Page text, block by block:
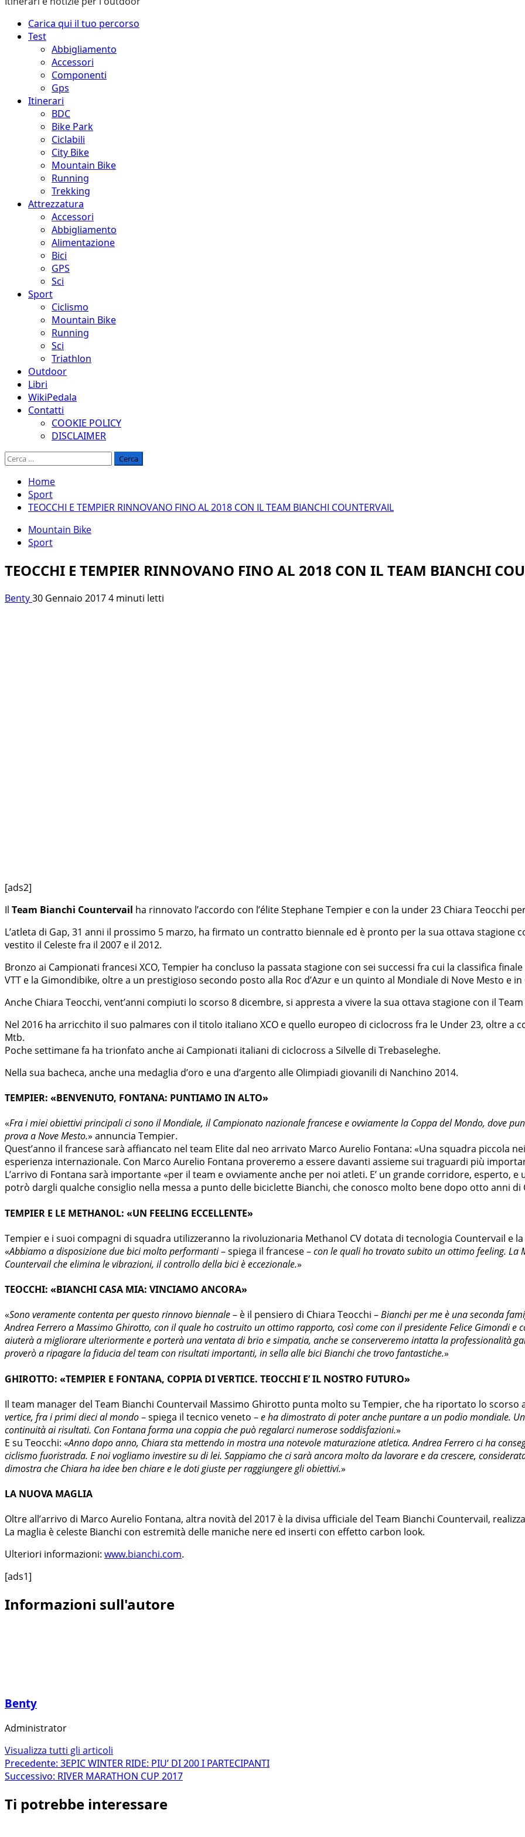
Menu
principale
Carica qui il tuo percorso
Test
Abbigliamento
Accessori
Componenti
Gps
Itinerari
BDC
Bike Park
Ciclabili
City Bike
Mountain Bike
Running
Trekking
Attrezzatura
Accessori
Abbigliamento
Alimentazione
Bici
GPS
Sci
Sport
Ciclismo
Mountain Bike
Running
Sci
Triathlon
Outdoor
Libri
WikiPedala
Contatti
COOKIE POLICY
DISCLAIMER
Ricerca
Home
Sport
TEOCCHI E TEMPIER RINNOVANO FINO AL 2018 CON IL TEAM BIANCHI COUNTERVAIL
Mountain Bike
Sport
TEOCCHI E TEMPIER RINNOVANO FINO AL 2018 CON IL TEAM BIANCHI
Benty30 Gennaio 20174 minuti letti
[ads2]
Il Team Bianchi Countervail ha rinnovato l’accordo con l’élite Stephane Tempier e con la under 23 Chiara Teocchi
L’atleta di Gap, 31 anni il prossimo 5 marzo, ha firmato un contratto biennale ed è pronto per la sua ottava stagione
vestito il Celeste fra il 2007 e il 2012.
Bronzo ai Campionati francesi XCO, Tempier ha concluso la passata stagione con sei successi fra cui la classifica
VTT e la Gimondibike, oltre a un prestigioso secondo posto alla Roc d’Azur e un quinto al Mondiale di Nove Mesto e
Anche Chiara Teocchi, vent’anni compiuti lo scorso 8 dicembre, si appresta a vivere la sua ottava stagione con il
Nel 2016 ha arricchito il suo palmares con il titolo italiano XCO e quello europeo di ciclocross fra le Under 23, oltre a
Mtb.
Poche settimane fa ha trionfato anche ai Campionati italiani di ciclocross a Silvelle di Trebaseleghe.
Nella sua bacheca, anche una medaglia d’oro e una d’argento alle Olimpiadi giovanili di Nanchino 2014.
TEMPIER: «BENVENUTO, FONTANA: PUNTIAMO IN ALTO»
«Fra i miei obiettivi principali ci sono il Mondiale, il Campionato nazionale francese e ovviamente la Coppa del Mondo, dove
prova a Nove Mesto.» annuncia Tempier.
Quest’anno il francese sarà affiancato nel team Elite dal neo arrivato Marco Aurelio Fontana: «Una squadra piccola
esperienza internazionale. Con Marco Aurelio Fontana proveremo a essere davanti assieme sui traguardi più
L’arrivo di Fontana sarà importante «per il team e ovviamente anche per noi atleti. E’ un grande corridore, esperto,
potrò dargli qualche consiglio nella messa a punto delle biciclette Bianchi, che conosco molto bene dopo otto anni di
TEMPIER E LE METHANOL: «UN FEELING ECCELLENTE»
Tempier e i suoi compagni di squadra utilizzeranno la rivoluzionaria Methanol CV dotata di tecnologia Countervail e la
«Abbiamo a disposizione due bici molto performanti– spiega il francese –con le quali ho trovato subito un ottimo feeling. La
Countervail che elimina le vibrazioni, il controllo della bici è eccezionale.»
TEOCCHI: «BIANCHI CASA MIA: VINCIAMO ANCORA»
«Sono veramente contenta per questo rinnovo biennale– è il pensiero di Chiara Teocchi –Bianchi per me è una seconda
Andrea Ferrero a Massimo Ghirotto, con il quale ho costruito un ottimo rapporto, così come con il presidente Felice Gimondi e
aiuterà a migliorare ulteriormente e porterà una ventata di brio e simpatia, anche se conserveremo intatta la professionalità
proverò a ripagare la fiducia del team con risultati importanti, in sella alle bici Bianchi che trovo fantastiche.»
GHIROTTO: «TEMPIER E FONTANA, COPPIA DI VERTICE. TEOCCHI E’ IL NOSTRO FUTURO»
Il team manager del Team Bianchi Countervail Massimo Ghirotto punta molto su Tempier, che ha riportato lo scorso
vertice, fra i primi dieci al mondo– spiega il tecnico veneto –e ha dimostrato di poter anche puntare a un podio mondiale.
continuità ai risultati. Con Fontana forma una coppia che può regalarci numerose soddisfazioni.»
E su Teocchi: «Anno dopo anno, Chiara sta mettendo in mostra una notevole maturazione atletica. Andrea Ferrero ci ha
ciclismo fuoristrada. E noi vogliamo investire su di lei. Sappiamo che ci sarà ancora molto da lavorare e da crescere,
dimostra che Chiara ha idee ben chiare e le doti giuste per raggiungere gli obiettivi.»
LA NUOVA MAGLIA
Oltre all’arrivo di Marco Aurelio Fontana, altra novità del 2017 è la divisa ufficiale del Team Bianchi Countervail,
La maglia è celeste Bianchi con estremità delle maniche nere ed inserti con effetto carbon look.
Ulteriori informazioni: www.bianchi.com.
[ads1]
Informazioni sull'autore
Benty
Administrator
Visualizza tutti gli articoli
Navigazione
articolo
Precedente: 3EPIC WINTER RIDE: PIU’ DI 200 I PARTECIPANTI
Successivo: RIVER MARATHON CUP 2017
Ti potrebbe interessare